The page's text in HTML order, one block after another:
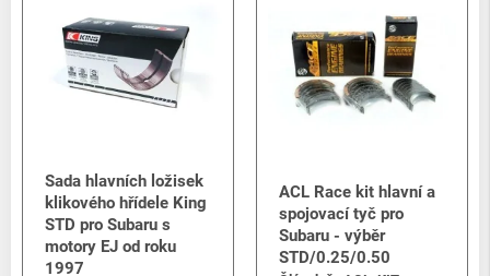
Sada hlavních ložisek
klikového hřídele King
STD pro Subaru s
motory EJ od roku
1997
ACL Race kit hlavní a
spojovací tyč pro
Subaru - výběr
STD/0.25/0.50